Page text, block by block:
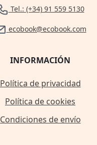
Tel.: (+34) 91 559 5130
ecobook@ecobook.com
INFORMACIÓN
Política de privacidad
Política de cookies
Condiciones de envío